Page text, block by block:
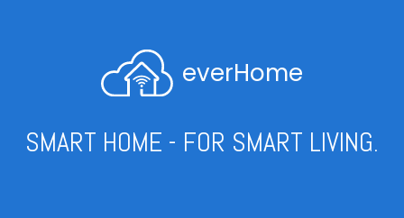
everHome
SMART HOME - FOR SMART LIVING.